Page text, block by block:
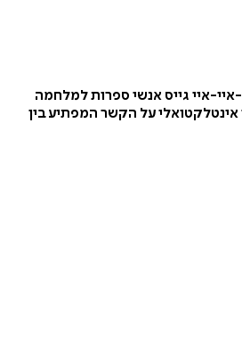
איי גייס אנשי ספרות למלחמה
אינטלקטואלי על הקשר המפתיע בין